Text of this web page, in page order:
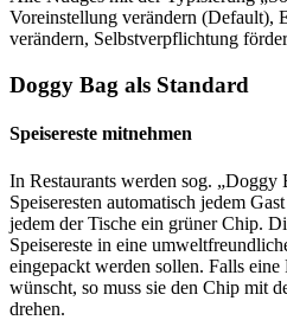
Voreinstellung verändern (Default),
verändern, Selbstverpflichtung
Doggy Bag als Standard
Speisereste mitnehmen
In Restaurants werden sog. „Doggy
Speiseresten automatisch jedem
jedem der Tische ein grüner Chip.
Speisereste in eine
eingepackt werden sollen. Falls
wünscht, so muss sie den Chip mit
drehen.